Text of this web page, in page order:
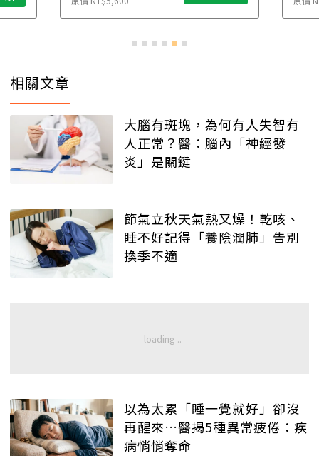
相關文章
大腦有斑塊，為何有人失智有
人正常？醫：腦內「神經發
炎」是關鍵
節氣立秋天氣熱又燥！乾咳、
睡不好記得「養陰潤肺」告別
換季不適
以為太累「睡一覺就好」卻沒
再醒來…醫揭5種異常疲倦：疾
病悄悄奪命